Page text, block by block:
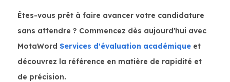
Êtes-vous prêt à faire avancer votre candidature
sans attendre ? Commencez dès aujourd'hui avec
MotaWord Services d'évaluation académique et
découvrez la référence en matière de rapidité et
de précision.